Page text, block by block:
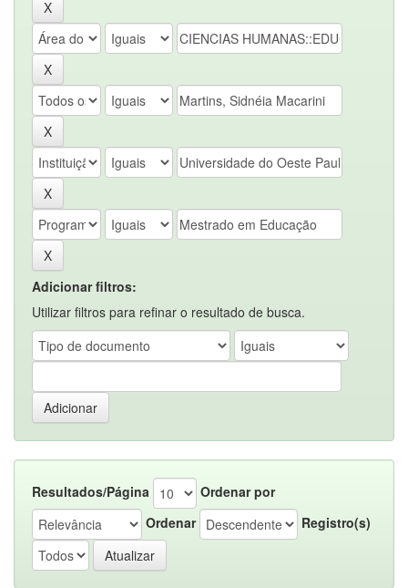
Adicionar filtros:
Utilizar filtros para refinar o resultado de busca.
Resultados/Página
Ordenar por
Ordenar
Registro(s)